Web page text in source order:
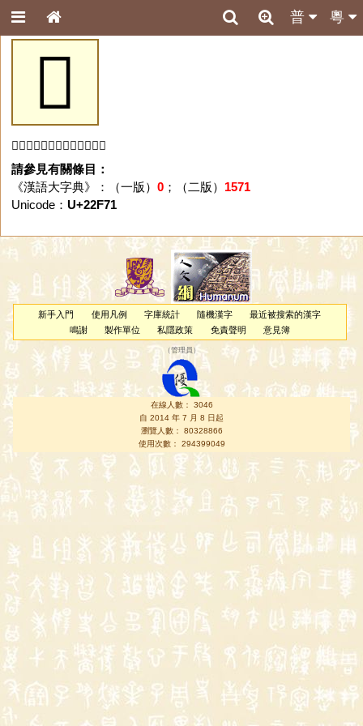
粵
普
𢽱
「𢽱」字未收錄於本資料庫。
請參見有關條目：
《漢語大字典》：（一版） 0；（二版） 1571
Unicode： U+22F71
新手入門 使用凡例 字庫統計 隨機漢字
最近被搜索的漢字
鳴謝
製作單位 私隱政策 免責聲明 意見簿
（管理員 ）
在線人數： 3046
自 2014 年 7 月 8 日起
瀏覽人數： 80328866
使用次數： 294399049